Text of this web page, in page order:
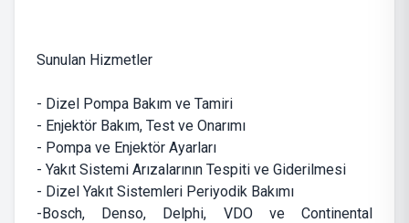
Sunulan Hizmetler
- Dizel Pompa Bakım ve Tamiri
- Enjektör Bakım, Test ve Onarımı
- Pompa ve Enjektör Ayarları
- Yakıt Sistemi Arızalarının Tespiti ve Giderilmesi
- Dizel Yakıt Sistemleri Periyodik Bakımı
-Bosch, Denso, Delphi, VDO ve Continental